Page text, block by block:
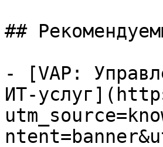
##
- [VAP:
ИТ-